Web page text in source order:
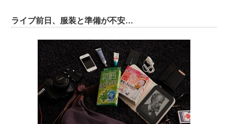
ライブ前日、服装と準備が不安…